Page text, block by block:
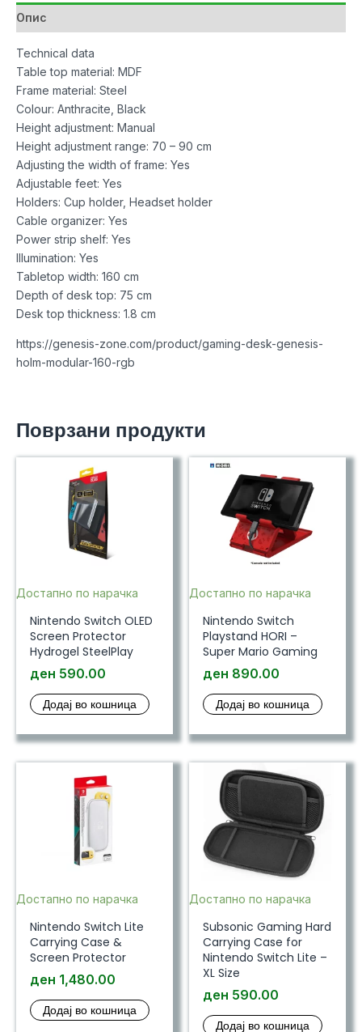
RGB
Hight
Adjustable
количина
Опис
Technical data
Table top material: MDF
Frame material: Steel
Colour: Anthracite, Black
Height adjustment: Manual
Height adjustment range: 70 – 90 cm
Adjusting the width of frame: Yes
Adjustable feet: Yes
Holders: Cup holder, Headset holder
Cable organizer: Yes
Power strip shelf: Yes
Illumination: Yes
Tabletop width: 160 cm
Depth of desk top: 75 cm
Desk top thickness: 1.8 cm
https://genesis-zone.com/product/gaming-desk-genesis-
holm-modular-160-rgb
Поврзани продукти
Достапно по нарачка
Nintendo Switch OLED
Screen Protector
Hydrogel SteelPlay
ден 590.00
Додај во кошница
Достапно по нарачка
Nintendo Switch
Playstand HORI –
Super Mario Gaming
ден 890.00
Додај во кошница
Достапно по нарачка
Nintendo Switch Lite
Carrying Case &
Screen Protector
ден 1,480.00
Додај во кошница
Достапно по нарачка
Subsonic Gaming Hard
Carrying Case for
Nintendo Switch Lite –
XL Size
ден 590.00
Додај во кошница